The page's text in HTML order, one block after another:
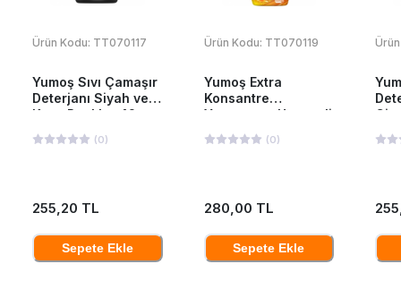
Ürün Kodu: TT070117
Yumoş Sıvı Çamaşır
Deterjanı Siyah ve
Koyu Renkler 42
(0)
255,20 TL
Sepete Ekle
Ürün Kodu: TT070119
Yumoş Extra
Konsantre
Yumuşatıcı Hanımeli
(0)
280,00 TL
Sepete Ekle